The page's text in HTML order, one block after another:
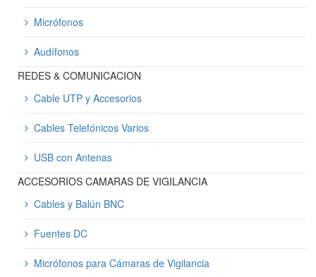
Micrófonos
Audífonos
REDES & COMUNICACION
Cable UTP y Accesorios
Cables Telefónicos Varios
USB con Antenas
ACCESORIOS CAMARAS DE VIGILANCIA
Cables y Balún BNC
Fuentes DC
Micrófonos para Cámaras de Vigilancia